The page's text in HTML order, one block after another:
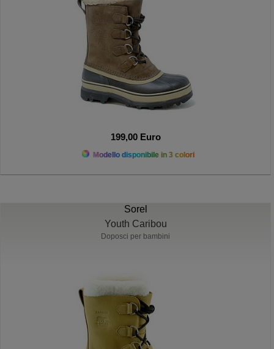
199,00 Euro
Modello disponibile in 3 colori
Sorel
Youth Caribou
Doposci per bambini